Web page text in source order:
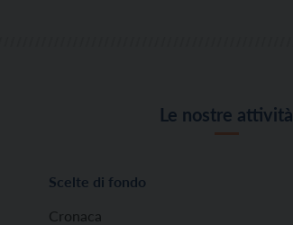
Le nostre attività
Scelte di fondo
Cronaca